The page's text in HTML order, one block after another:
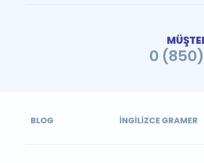
0 (850)
BLOG İNGILIZCE GRAMER